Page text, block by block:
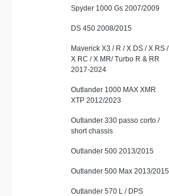
Spyder 1000 Gs 2007/2009
DS 450 2008/2015
Maverick X3 / R / X DS / X RS /
X RC / X MR/ Turbo R & RR
2017-2024
Outlander 1000 MAX XMR
XTP 2012/2023
Outlander 330 passo corto /
short chassis
Outlander 500 2013/2015
Outlander 500 Max 2013/2015
Outlander 570 L / DPS